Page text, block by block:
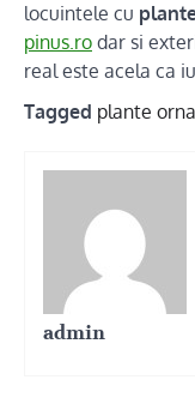
locuintele cu
pinus.ro dar si
real este acela ca
Tagged plante
admin